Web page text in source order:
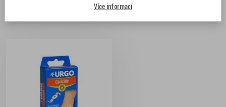
Seřadit podle:
Více informací